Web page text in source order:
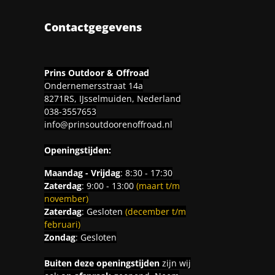
Contactgegevens
Prins Outdoor & Offroad
Ondernemersstraat 14a
8271RS, IJsselmuiden, Nederland
038-3557653
info@prinsoutdoorenoffroad.nl
Openingstijden:
Maandag - Vrijdag: 8:30 - 17:30
Zaterdag: 9:00 - 13:00 (maart t/m
november)
Zaterdag: Gesloten (december t/m
februari)
Zondag: Gesloten
Buiten deze openingstijdenzijn wij